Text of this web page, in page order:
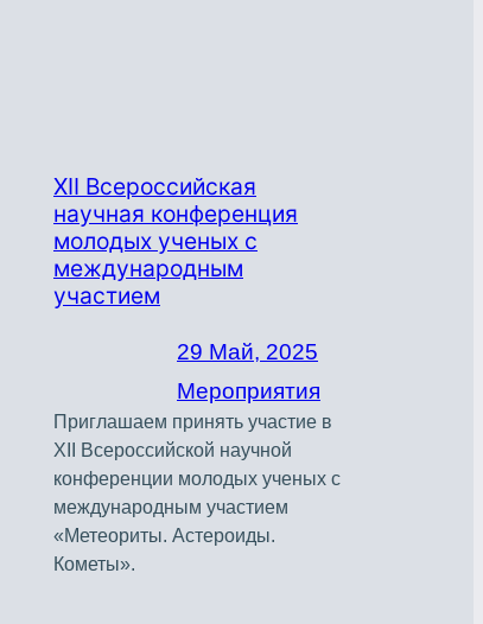
XII Всероссийская
научная конференция
молодых ученых с
международным
участием
29 Май, 2025
Мероприятия
Приглашаем принять участие в
XII Всероссийской научной
конференции молодых ученых с
международным участием
«Метеориты. Астероиды.
Кометы».